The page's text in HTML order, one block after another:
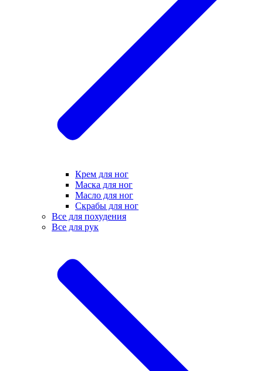
Крем для ног
Маска для ног
Масло для ног
Скрабы для ног
Все для похудения
Все для рук